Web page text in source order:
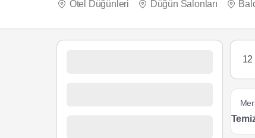
Otel Düğünleri Düğün Salonları
12